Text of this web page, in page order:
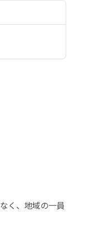
く、地域の一員